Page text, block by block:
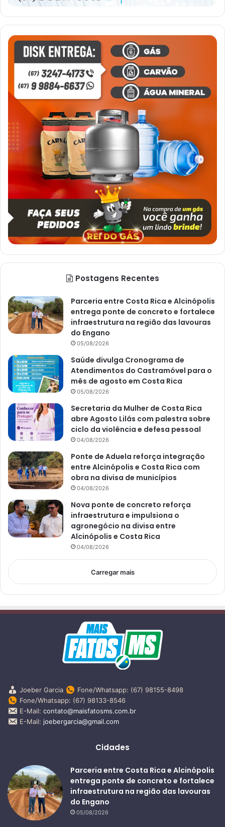
Postagens Recentes
Parceria entre Costa Rica e Alcinópolis
entrega ponte de concreto e fortalece
infraestrutura na região das lavouras
do Engano
05/08/2026
Saúde divulga Cronograma de
Atendimentos do Castramóvel para o
mês de agosto em Costa Rica
05/08/2026
Secretaria da Mulher de Costa Rica
abre Agosto Lilás com palestra sobre
ciclo da violência e defesa pessoal
04/08/2026
Ponte de Aduela reforça integração
entre Alcinópolis e Costa Rica com
obra na divisa de municípios
04/08/2026
Nova ponte de concreto reforça
infraestrutura e impulsiona o
agronegócio na divisa entre
Alcinópolis e Costa Rica
04/08/2026
Carregar mais
Joeber Garcia
Fone/Whatsapp: (67) 98155-8498
Fone/Whatsapp: (67) 98133-8546
E-Mail: contato@maisfatosms.com.br
E-Mail: joebergarcia@gmail.com
Cidades
Parceria entre Costa Rica e Alcinópolis
entrega ponte de concreto e fortalece
infraestrutura na região das lavouras
do Engano
05/08/2026